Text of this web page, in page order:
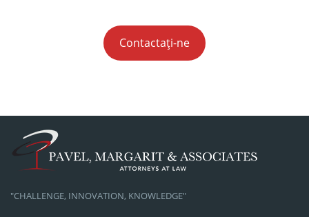
Contactați-ne
"CHALLENGE, INNOVATION, KNOWLEDGE"